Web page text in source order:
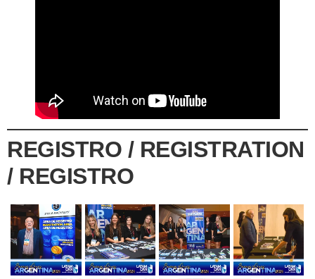
REGISTRO / REGISTRATION
/ REGISTRO